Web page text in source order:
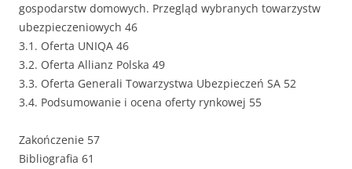
gospodarstw domowych. Przegląd wybranych towarzystw
ubezpieczeniowych 46
3.1. Oferta UNIQA 46
3.2. Oferta Allianz Polska 49
3.3. Oferta Generali Towarzystwa Ubezpieczeń SA 52
3.4. Podsumowanie i ocena oferty rynkowej 55
Zakończenie 57
Bibliografia 61